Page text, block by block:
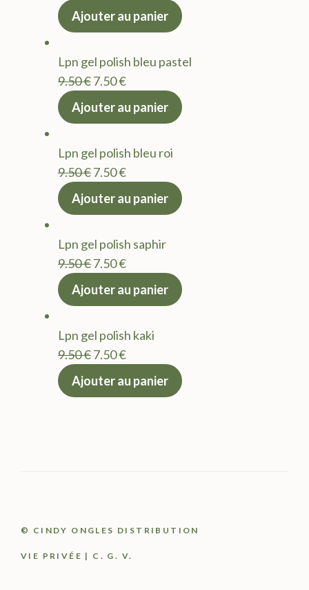
prix
9.50 €.
actuel
7.50 €.
Ajouter au panier
Lpn gel polish bleu pastel
9.50€Le
prix
9.50 €.
7.50€Le
actuel
7.50 €.
Ajouter au panier
Lpn gel polish bleu roi
9.50€Le
prix
9.50 €.
7.50€Le
actuel
7.50 €.
Ajouter au panier
Lpn gel polish saphir
9.50€Le
prix
9.50 €.
7.50€Le
actuel
7.50 €.
Ajouter au panier
Lpn gel polish kaki
9.50€Le
prix
7.50€Le
actuel
Ajouter au panier
© CINDY ONGLES DISTRIBUTION
VIE PRIVÉE | C. G. V.